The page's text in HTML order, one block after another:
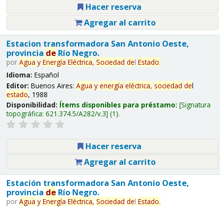
Hacer reserva
Agregar al carrito
Estacion transformadora San Antonio Oeste,
provincia deRío Negro.
por Agua y Energía Eléctrica, Sociedad del Estado.
Idioma: Español
Editor: Buenos Aires: Agua y energía eléctrica, sociedad del
estado, 1988
Disponibilidad: Ítems disponibles para préstamo: Signatura
topográfica: 621.374.5/A282/v.3 (1).
Hacer reserva
Agregar al carrito
Estación transformadora San Antonio Oeste,
provincia deRío Negro.
por Agua y Energía Eléctrica, Sociedad del Estado.